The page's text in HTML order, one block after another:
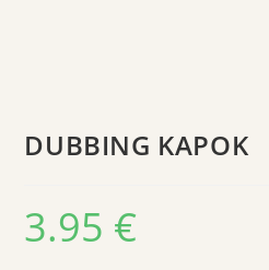
DUBBING KAPOK
3.95 €